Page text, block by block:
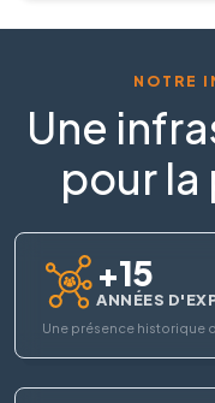
NOTRE
Une
pour
+15
ANNÉES
Une présence historique